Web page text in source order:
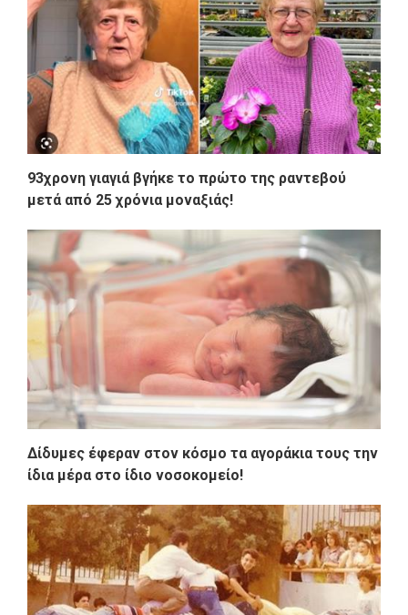
93χρονη γιαγιά βγήκε το πρώτο της ραντεβού
μετά από 25 χρόνια μοναξιάς!
Δίδυμες έφεραν στον κόσμο τα αγοράκια τους την
ίδια μέρα στο ίδιο νοσοκομείο!